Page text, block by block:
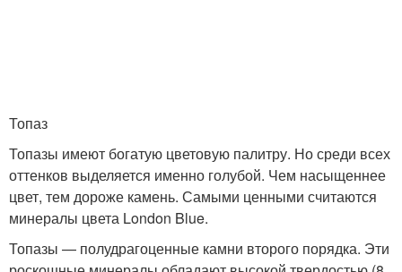
Топаз
Топазы имеют богатую цветовую палитру. Но среди всех
оттенков выделяется именно голубой. Чем насыщеннее
цвет, тем дороже камень. Самыми ценными считаются
минералы цвета London Blue.
Топазы — полудрагоценные камни второго порядка. Эти